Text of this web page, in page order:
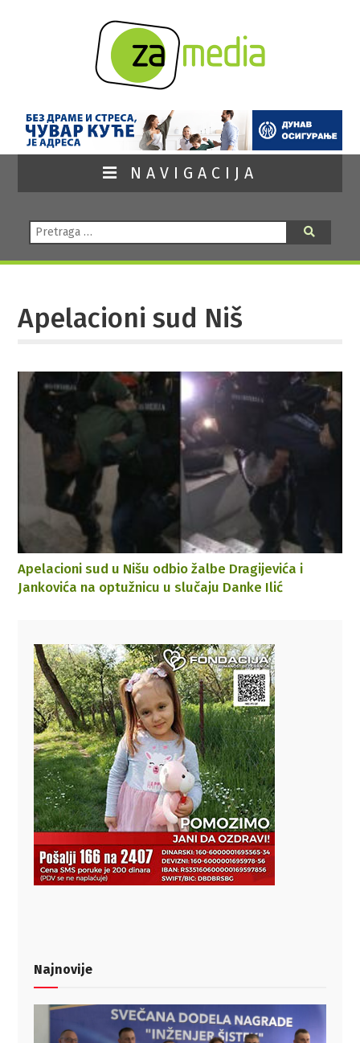
NAVIGACIJA
Pretraga:
Apelacioni sud Niš
Apelacioni sud u Nišu odbio žalbe Dragijevića i
Jankovića na optužnicu u slučaju Danke Ilić
Najnovije